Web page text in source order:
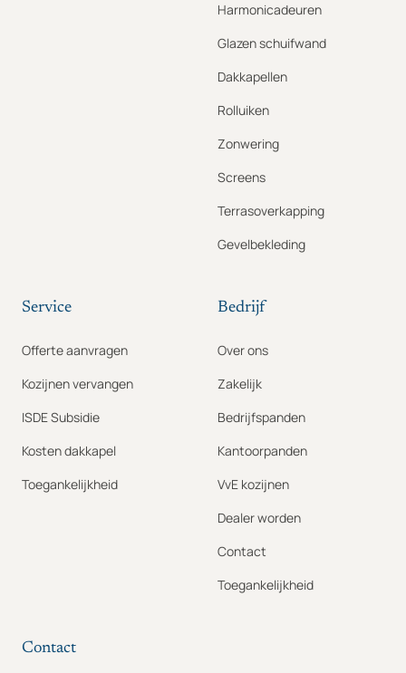
Harmonicadeuren
Glazen schuifwand
Dakkapellen
Rolluiken
Zonwering
Screens
Terrasoverkapping
Gevelbekleding
Service
Offerte aanvragen
Kozijnen vervangen
ISDE Subsidie
Kosten dakkapel
Toegankelijkheid
Bedrijf
Over ons
Zakelijk
Bedrijfspanden
Kantoorpanden
VvE kozijnen
Dealer worden
Contact
Toegankelijkheid
Contact